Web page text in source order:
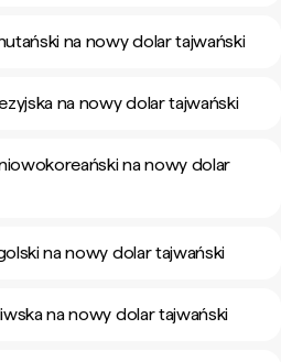
na nowy dolar tajwański
na nowy dolar tajwański
na nowy dolar
na nowy dolar tajwański
na nowy dolar tajwański